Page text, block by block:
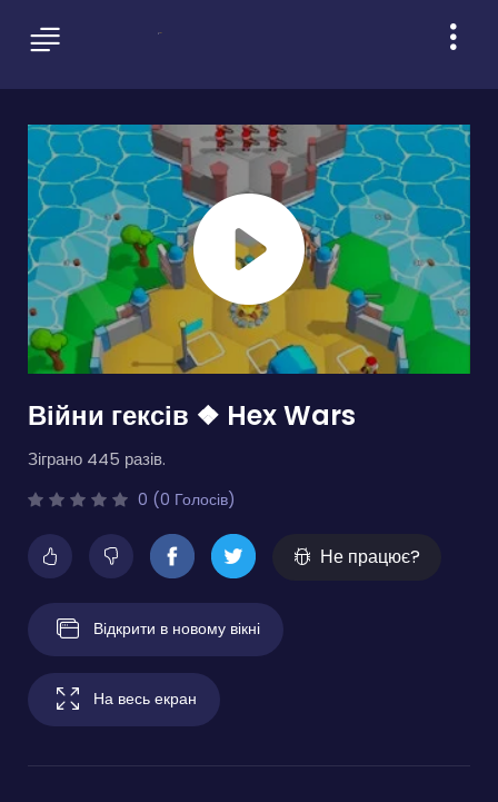
Війни гексів ❖ Hex Wars
Зіграно 445 разів.
0 (0 Голосів)
Не працює?
Відкрити в новому вікні
На весь екран